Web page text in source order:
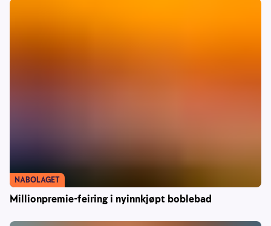
Millionpremie-feiring i nyinnkjøpt boblebad
NABOLAGET